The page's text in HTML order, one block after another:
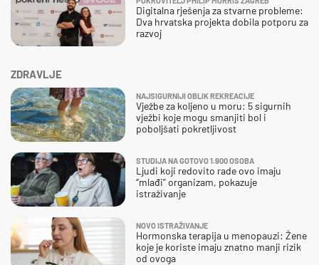
ZDRAVLJE
NAJSIGURNIJI OBLIK REKREACIJE
Vježbe za koljeno u moru: 5 sigurnih
vježbi koje mogu smanjiti bol i
poboljšati pokretljivost
STUDIJA NA GOTOVO 1.900 OSOBA
Ljudi koji redovito rade ovo imaju
“mlađi” organizam, pokazuje
istraživanje
NOVO ISTRAŽIVANJE
Hormonska terapija u menopauzi: Žene
koje je koriste imaju znatno manji rizik
od ovoga
Digitalna rješenja za stvarne probleme:
Dva hrvatska projekta dobila potporu za
razvoj